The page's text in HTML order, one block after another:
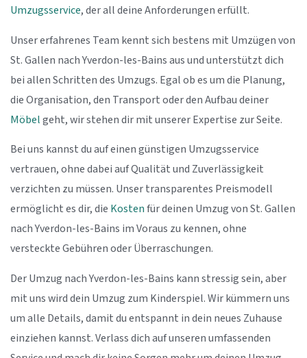
Umzugsservice, der all deine Anforderungen erfüllt.
Unser erfahrenes Team kennt sich bestens mit Umzügen von
St. Gallen nach Yverdon-les-Bains aus und unterstützt dich
bei allen Schritten des Umzugs. Egal ob es um die Planung,
die Organisation, den Transport oder den Aufbau deiner
Möbelgeht, wir stehen dir mit unserer Expertise zur Seite.
Bei uns kannst du auf einen günstigen Umzugsservice
vertrauen, ohne dabei auf Qualität und Zuverlässigkeit
verzichten zu müssen. Unser transparentes Preismodell
ermöglicht es dir, die Kostenfür deinen Umzug von St. Gallen
nach Yverdon-les-Bains im Voraus zu kennen, ohne
versteckte Gebühren oder Überraschungen.
Der Umzug nach Yverdon-les-Bains kann stressig sein, aber
mit uns wird dein Umzug zum Kinderspiel. Wir kümmern uns
um alle Details, damit du entspannt in dein neues Zuhause
einziehen kannst. Verlass dich auf unseren umfassenden